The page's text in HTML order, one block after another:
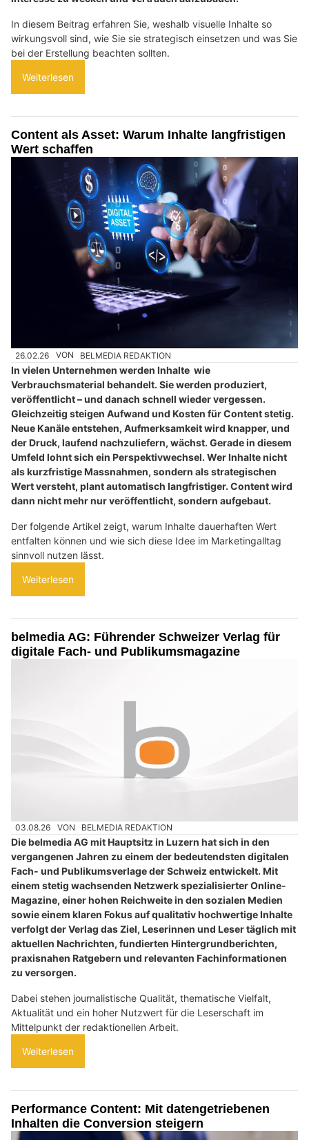
In diesem Beitrag erfahren Sie, weshalb visuelle Inhalte so
wirkungsvoll sind, wie Sie sie strategisch einsetzen und was Sie
bei der Erstellung beachten sollten.
Weiterlesen
Content als Asset: Warum Inhalte langfristigen
Wert schaffen
26.02.26 VON BELMEDIA REDAKTION
In vielen Unternehmen werden Inhalte wie
Verbrauchsmaterial behandelt. Sie werden produziert,
veröffentlicht – und danach schnell wieder vergessen.
Gleichzeitig steigen Aufwand und Kosten für Content stetig.
Neue Kanäle entstehen, Aufmerksamkeit wird knapper, und
der Druck, laufend nachzuliefern, wächst. Gerade in diesem
Umfeld lohnt sich ein Perspektivwechsel. Wer Inhalte nicht
als kurzfristige Massnahmen, sondern als strategischen
Wert versteht, plant automatisch langfristiger. Content wird
dann nicht mehr nur veröffentlicht, sondern aufgebaut.
Der folgende Artikel zeigt, warum Inhalte dauerhaften Wert
entfalten können und wie sich diese Idee im Marketingalltag
sinnvoll nutzen lässt.
Weiterlesen
belmedia AG: Führender Schweizer Verlag für
digitale Fach- und Publikumsmagazine
03.08.26 VON BELMEDIA REDAKTION
Die belmedia AG mit Hauptsitz in Luzern hat sich in den
vergangenen Jahren zu einem der bedeutendsten digitalen
Fach- und Publikumsverlage der Schweiz entwickelt. Mit
einem stetig wachsenden Netzwerk spezialisierter Online-
Magazine, einer hohen Reichweite in den sozialen Medien
sowie einem klaren Fokus auf qualitativ hochwertige Inhalte
verfolgt der Verlag das Ziel, Leserinnen und Leser täglich mit
aktuellen Nachrichten, fundierten Hintergrundberichten,
praxisnahen Ratgebern und relevanten Fachinformationen
zu versorgen.
Dabei stehen journalistische Qualität, thematische Vielfalt,
Aktualität und ein hoher Nutzwert für die Leserschaft im
Mittelpunkt der redaktionellen Arbeit.
Weiterlesen
Performance Content: Mit datengetriebenen
Inhalten die Conversion steigern